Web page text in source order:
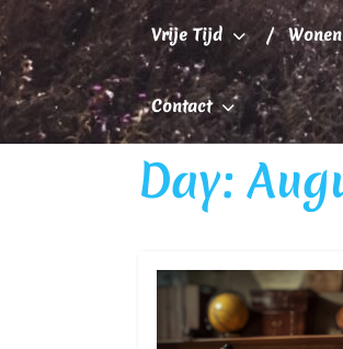
Skip
to
content
Vrije Tijd Wonen
Contact
Day: